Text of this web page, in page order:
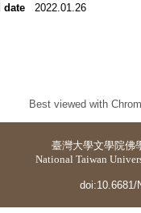
date
2022.01.26
Best viewed with
臺灣大學文學院佛
National Taiwan
doi:10.6681/